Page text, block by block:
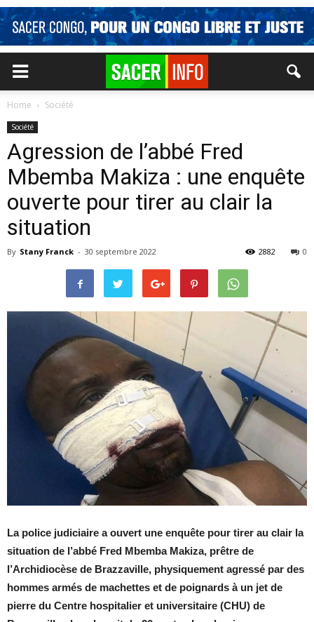
Home Société
Société
Agression de l’abbé Fred
Mbemba Makiza : une enquête
ouverte pour tirer au clair la
situation
By Stany Franck - 30 septembre 2022 0
2882
La police judiciaire a ouvert une enquête pour tirer au clair la
situation de l’abbé Fred Mbemba Makiza, prêtre de
l’Archidiocèse de Brazzaville, physiquement agressé par des
hommes armés de machettes et de poignards à un jet de
pierre du Centre hospitalier et universitaire (CHU) de